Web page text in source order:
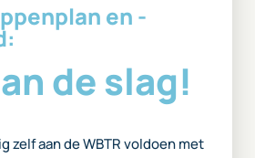
en -
de slag!
zelf aan de WBTR voldoen met